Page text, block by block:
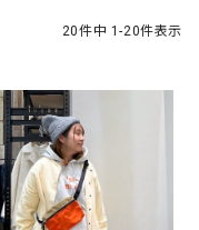
20件中 1-20件表示